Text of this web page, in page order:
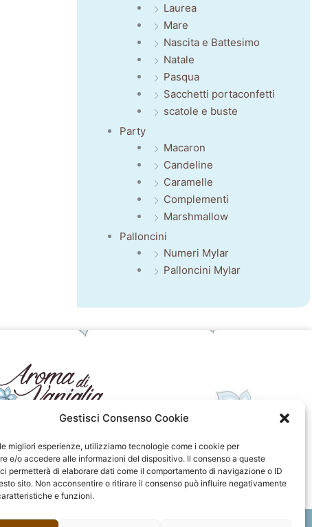
Gestisci Consenso Cookie
migliori esperienze, utilizziamo tecnologie come i cookie per
e/o accedere alle informazioni del dispositivo. Il consenso a queste
permetterà di elaborare dati come il comportamento di navigazione o ID
sito. Non acconsentire o ritirare il consenso può influire negativamente
e funzioni.
Laurea
Mare
Nascita e Battesimo
Natale
Pasqua
Sacchetti portaconfetti
scatole e buste
Party
Macaron
Candeline
Caramelle
Complementi
Marshmallow
Palloncini
Numeri Mylar
Palloncini Mylar
F
a
c
e
I
n
s
t
P
i
n
t
F
l
i
c